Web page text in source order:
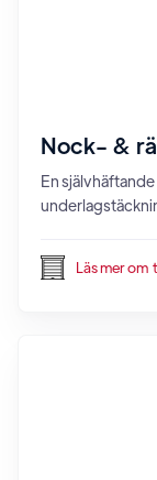
Nock- &
En
Läs mer om